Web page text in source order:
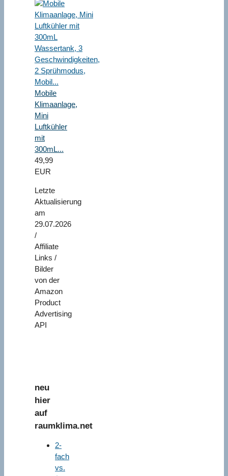
Mobile
Klimaanlage,
Mini
Luftkühler
mit
300mL...
49,99
EUR
Letzte
Aktualisierung
am
29.07.2026
/
Affiliate
Links /
Bilder
von der
Amazon
Product
Advertising
API
neu
hier
auf
raumklima.net
2-
fach
vs.